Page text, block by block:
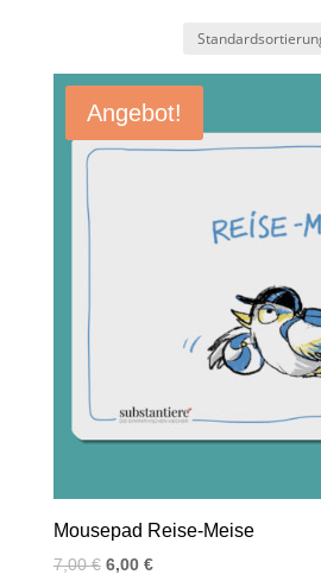
Angebot!
Mousepad Reise-Meise
7,00€ 6,00 €